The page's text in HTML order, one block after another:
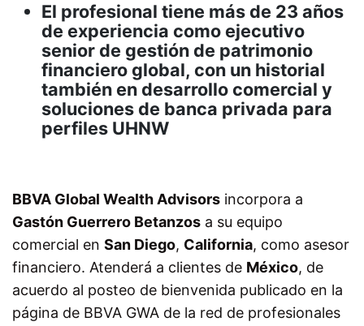
El profesional tiene más de 23 años
de experiencia como ejecutivo
senior de gestión de patrimonio
financiero global, con un historial
también en desarrollo comercial y
soluciones de banca privada para
perfiles UHNW
BBVA Global Wealth Advisors incorpora a
Gastón Guerrero Betanzos a su equipo
comercial en San Diego, California, como asesor
financiero. Atenderá a clientes de México, de
acuerdo al posteo de bienvenida publicado en la
página de BBVA GWA de la red de profesionales